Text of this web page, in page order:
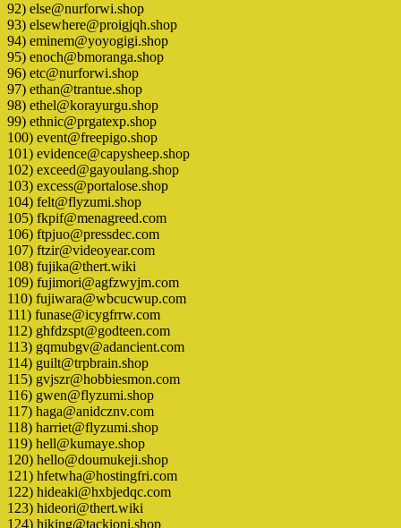
92) else@nurforwi.shop
93) elsewhere@proigjqh.shop
94) eminem@yoyogigi.shop
95) enoch@bmoranga.shop
96) etc@nurforwi.shop
97) ethan@trantue.shop
98) ethel@korayurgu.shop
99) ethnic@prgatexp.shop
100) event@freepigo.shop
101) evidence@capysheep.shop
102) exceed@gayoulang.shop
103) excess@portalose.shop
104) felt@flyzumi.shop
105) fkpif@menagreed.com
106) ftpjuo@pressdec.com
107) ftzir@videoyear.com
108) fujika@thert.wiki
109) fujimori@agfzwyjm.com
110) fujiwara@wbcucwup.com
111) funase@icygfrrw.com
112) ghfdzspt@godteen.com
113) gqmubgv@adancient.com
114) guilt@trpbrain.shop
115) gvjszr@hobbiesmon.com
116) gwen@flyzumi.shop
117) haga@anidcznv.com
118) harriet@flyzumi.shop
119) hell@kumaye.shop
120) hello@doumukeji.shop
121) hfetwha@hostingfri.com
122) hideaki@hxbjedqc.com
123) hideori@thert.wiki
124) hiking@tackioni.shop